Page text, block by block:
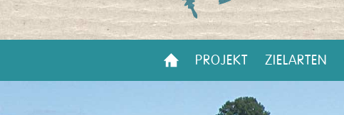
PROJEKT ZIELARTEN